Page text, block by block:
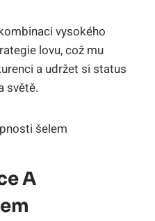
vysokého
lovu, což mu
a udržet si status
světě.
A